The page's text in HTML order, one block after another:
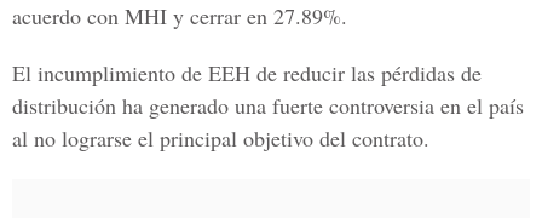
acuerdo con MHI y cerrar en 27.89%.
El incumplimiento de EEH de reducir las pérdidas de
distribución ha generado una fuerte controversia en el país
al no lograrse el principal objetivo del contrato.